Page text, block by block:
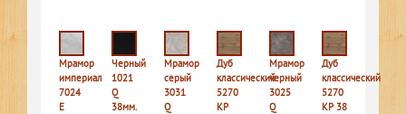
Мрамор
империал
7024
E
Черный
1021
Q
38мм.
Мрамор
серый
3031
Q
Дуб
классический
5270
КР
Мрамор
черный
3025
Q
Дуб
классический
5270
КР 38